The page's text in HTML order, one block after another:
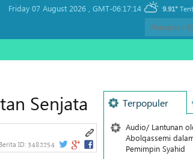
Friday 07 August 2026 , GMT-06:17:14 9.91°
Senjata
Berita ID: 3482254
Terpopuler
Audio/ Lantunan
Abolqassemi
Pemimpin Syahid